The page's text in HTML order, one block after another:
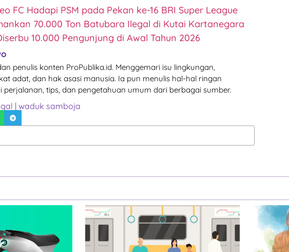
FC Hadapi PSM pada Pekan ke-16 BRI Super League
70.000 Ton Batubara Ilegal di Kutai Kartanegara
10.000 Pengunjung di Awal Tahun 2026
penulis konten ProPublika.id. Menggemari isu lingkungan,
adat, dan hak asasi manusia. Ia pun menulis hal-hal ringan
perjalanan, tips, dan pengetahuan umum dari berbagai sumber.
| waduk samboja